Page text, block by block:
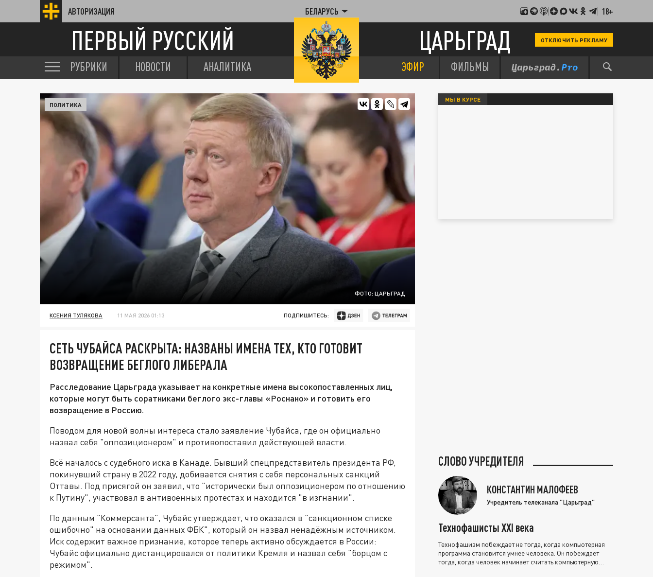
АВТОРИЗАЦИЯ БЕЛАРУСЬ 18+
ПЕРВЫЙ РУССКИЙ ЦАРЬГРАД ОТКЛЮЧИТЬ РЕКЛАМУ
РУБРИКИ НОВОСТИ АНАЛИТИКА ЭФИР ФИЛЬМЫ
ФОТО: ЦАРЬГРАД
ПОЛИТИКА
КСЕНИЯ ТУЛЯКОВА 11 МАЯ 2026 01:13 ПОДПИШИТЕСЬ:
СЕТЬ ЧУБАЙСА РАСКРЫТА: НАЗВАНЫ ИМЕНА ТЕХ, КТО ГОТОВИТ
ВОЗВРАЩЕНИЕ БЕГЛОГО ЛИБЕРАЛА
Расследование Царьграда указывает на конкретные имена высокопоставленных лиц,
которые могут быть соратниками беглого экс-главы «Роснано» и готовить его
возвращение в Россию.
Поводом для новой волны интереса стало заявление Чубайса, где он официально
назвал себя "оппозиционером" и противопоставил действующей власти.
Всё началось с судебного иска в Канаде. Бывший спецпредставитель президента РФ,
покинувший страну в 2022 году, добивается снятия с себя персональных санкций
Оттавы. Под присягой он заявил, что "исторически был оппозиционером по отношению
к Путину", участвовал в антивоенных протестах и находится "в изгнании".
По данным "Коммерсанта", Чубайс утверждает, что оказался в "санкционном списке
ошибочно" на основании данных ФБК", который он назвал ненадёжным источником.
Иск содержит важное признание, которое теперь активно обсуждается в России:
Чубайс официально дистанцировался от политики Кремля и назвал себя "борцом с
режимом".
МЫ В КУРСЕ
СЛОВО УЧРЕДИТЕЛЯ
КОНСТАНТИН МАЛОФЕЕВ
Учредитель телеканала "Царьград"
Технофашисты XXI века
Технофашизм побеждает не тогда, когда компьютерная
программа становится умнее человека. Он побеждает
тогда, когда человек начинает считать компьютерную